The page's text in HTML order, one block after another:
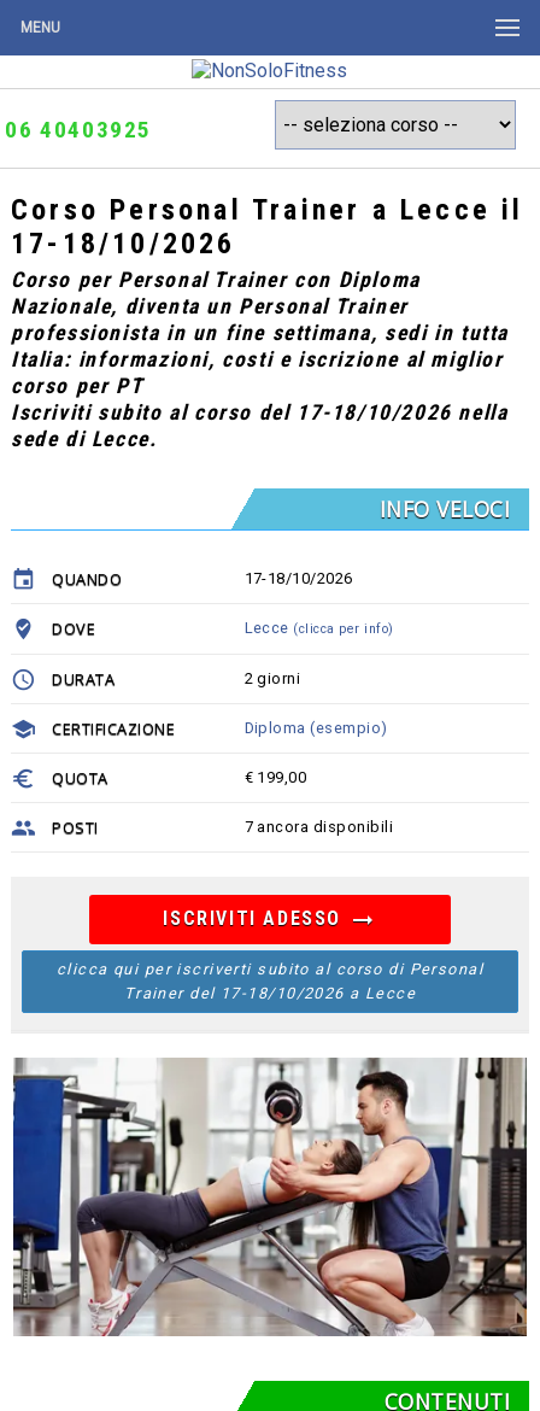
06 40403925
Corso Personal Trainer a Lecce il
17-18/10/2026
Corso per Personal Trainer con Diploma
Nazionale, diventa un Personal Trainer
professionista in un fine settimana, sedi in tutta
Italia: informazioni, costi e iscrizione al miglior
corso per PT
Iscriviti subito al corso del 17-18/10/2026 nella
sede di Lecce.
INFO VELOCI
insert_invitation QUANDO 17-18/10/2026
where_to_vote DOVE Lecce (clicca per info)
schedule DURATA 2 giorni
school CERTIFICAZIONE Diploma (esempio)
euro QUOTA € 199,00
people POSTI 7 ancora disponibili
ISCRIVITI ADESSO arrow_right_alt
clicca qui per iscriverti subito al corso di Personal
Trainer del 17-18/10/2026 a Lecce
CONTENUTI
MENU